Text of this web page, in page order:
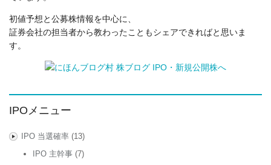
初値予想と公募株情報を中心に、
証券会社の担当者から教わったこともシェアできればと思いま
す。
IPOメニュー
IPO 当選確率(13)
IPO 主幹事 (7)